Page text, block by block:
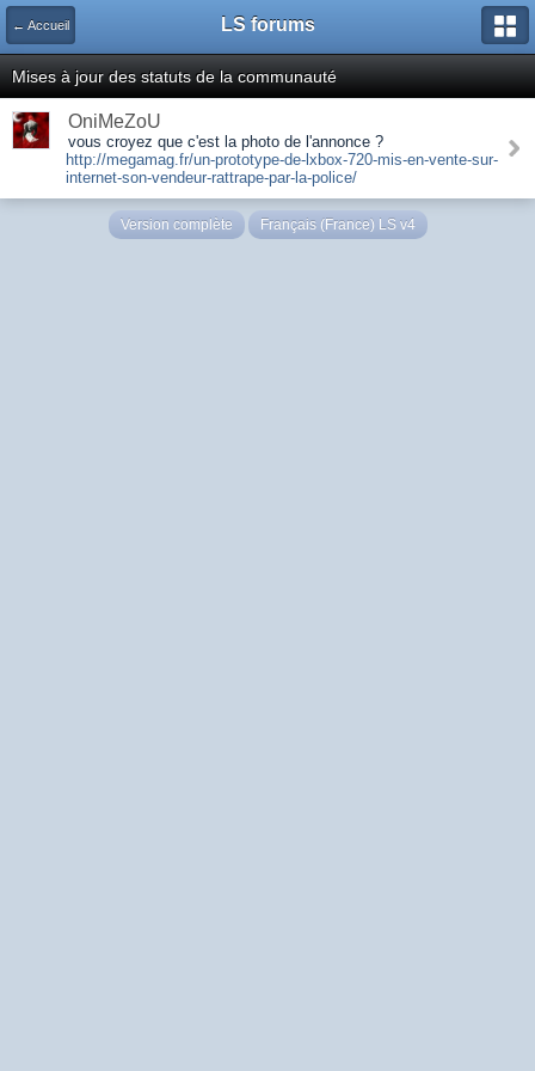
← Accueil LS forums
Mises à jour des statuts de la communauté
OniMeZoU
vous croyez que c'est la photo de l'annonce ?
http://megamag.fr/un-prototype-de-lxbox-720-mis-en-vente-sur-
internet-son-vendeur-rattrape-par-la-police/
Version complète Français (France) LS v4